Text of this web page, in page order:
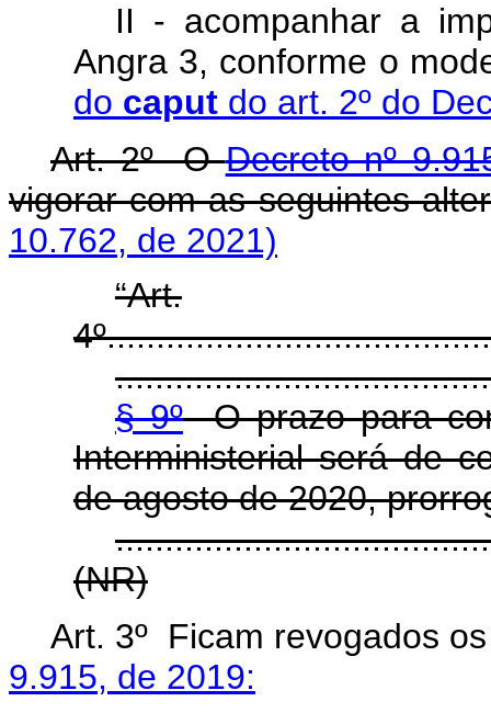
II - acompanhar a
Angra 3, conforme o
do caput do art. 2º do
Art. 2º ODecreto nº
vigorar com as seguintes
10.762, de 2021)
“Art.
§ 9ºO prazo para
Interministerial será de
de agosto de 2020,
(NR)
Art. 3º Ficam revogados
9.915, de 2019: